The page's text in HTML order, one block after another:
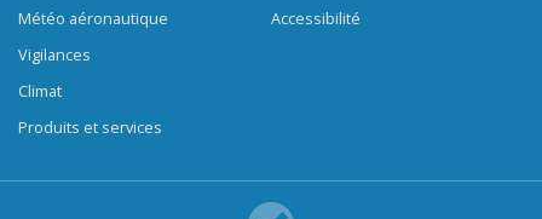
Météo aéronautique
Vigilances
Climat
Produits et services
Accessibilité